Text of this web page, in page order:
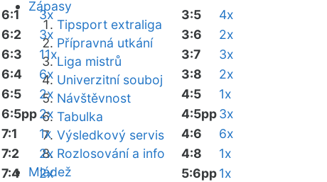
Zápasy
Tipsport extraliga
Přípravná utkání
Liga mistrů
Univerzitní souboj
Návštěvnost
Tabulka
Výsledkový servis
Rozlosování a info
Mládež
6:1
3x
6:2
3x
6:3
11x
6:4
6x
6:5
2x
6:5pp2x
7:1
1x
7:2
2x
7:4
2x
3:5
4x
3:6
2x
3:7
3x
3:8
2x
4:5
1x
4:5pp3x
4:6
6x
4:8
1x
5:6pp1x